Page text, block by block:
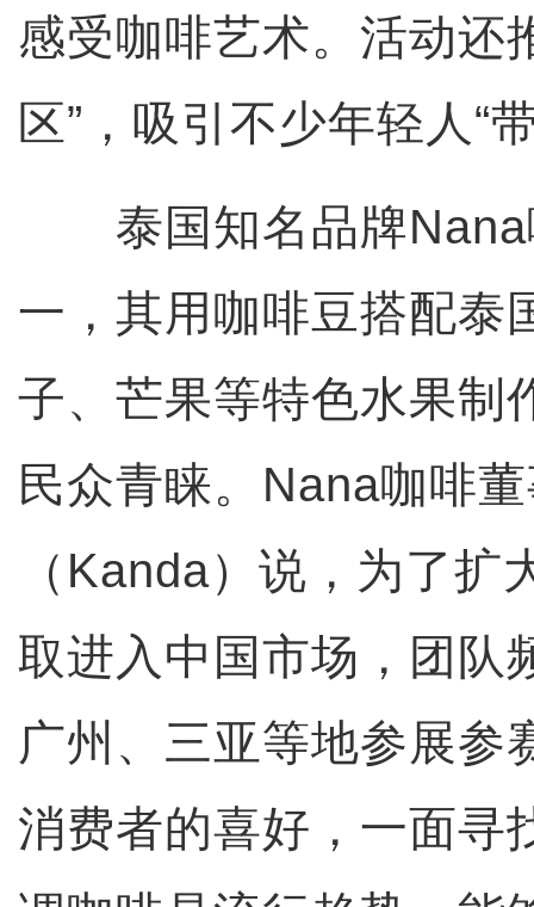
感受咖啡艺术。活动还
区”，吸引不少年轻人“
泰国知名品牌Nana
一，其用咖啡豆搭配泰
子、芒果等特色水果制
民众青睐。Nana咖啡
（Kanda）说，为了扩
取进入中国市场，团队
广州、三亚等地参展参
消费者的喜好，一面寻